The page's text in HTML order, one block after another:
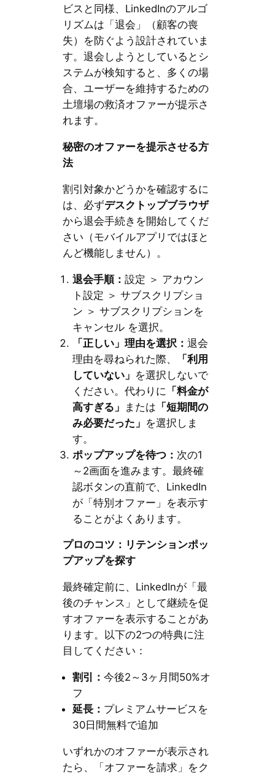
ビスと同様、LinkedInのアルゴ
リズムは「退会」（顧客の喪
失）を防ぐよう設計されていま
す。退会しようとしているとシ
ステムが検知すると、多くの場
合、ユーザーを維持するための
土壇場の救済オファーが提示さ
れます。
秘密のオファーを提示させる方
法
割引対象かどうかを確認するに
は、必ずデスクトップブラウザ
から退会手続きを開始してくだ
さい（モバイルアプリではほと
んど機能しません）。
退会手順： 設定 ＞ アカウン
ト設定 ＞ サブスクリプショ
ン ＞ サブスクリプションを
キャンセル を選択。
「正しい」理由を選択： 退会
理由を尋ねられた際、
「利用
していない」 を選択しないで
ください。代わりに 「料金が
高すぎる」 または 「短期間の
み必要だった」 を選択しま
す。
ポップアップを待つ： 次の1
～2画面を進みます。最終確
認ボタンの直前で、LinkedIn
が「特別オファー」を表示す
ることがよくあります。
プロのコツ：リテンションポッ
プアップを探す
最終確定前に、LinkedInが「最
後のチャンス」として継続を促
すオファーを表示することがあ
ります。以下の2つの特典に注
目してください：
割引： 今後2～3ヶ月間50%オ
フ
延長： プレミアムサービスを
30日間無料で追加
いずれかのオファーが表示され
たら、「オファーを請求」をク